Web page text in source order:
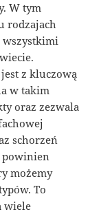
W tym
rodzajach
wszystkimi
z kluczową
w takim
oraz zezwala
schorzeń
powinien
możemy
To
wiele